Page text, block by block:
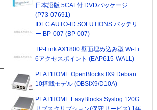
日本語版 5CAL付 DVDパッケージ
(P73-07691)
IDEC AUTO-ID SOLUTIONS バッテリ
ー BP-007 (BP-007)
TP-Link AX1800 壁面埋め込み型 Wi-Fi
6アクセスポイント (EAP615-WALL)
PLAT'HOME OpenBlocks IX9 Debian
10搭載モデル (OBSIX9/D10A)
PLAT'HOME EasyBlocks Syslog 120G